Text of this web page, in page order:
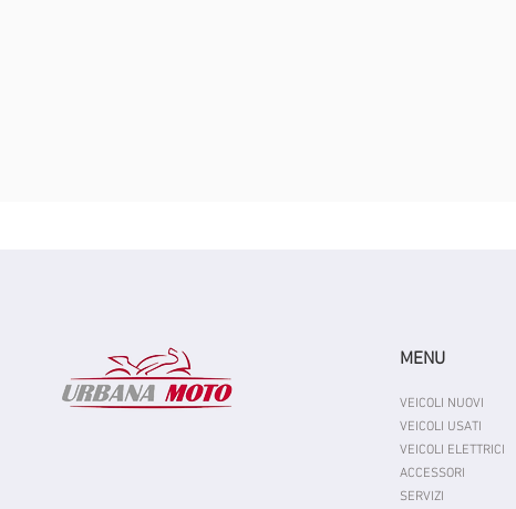
MENU
VEICOLI NUOVI
VEICOLI USATI
VEICOLI ELETTRICI
ACCESSORI
SERVIZI